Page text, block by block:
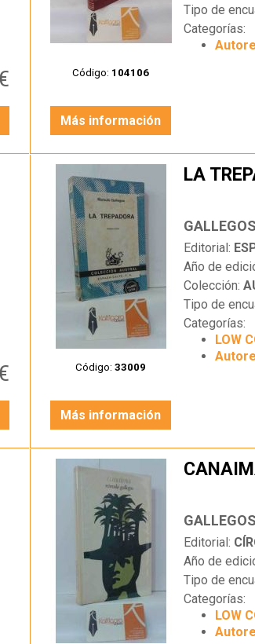
Código: 104106
Tipo de
Categorías:
Más información
Código:33009
LA
Editorial:
Año de
Colección:
Tipo de
Categorías:
LOW
Más información
Editorial:
Año de
Tipo de
Categorías:
LOW